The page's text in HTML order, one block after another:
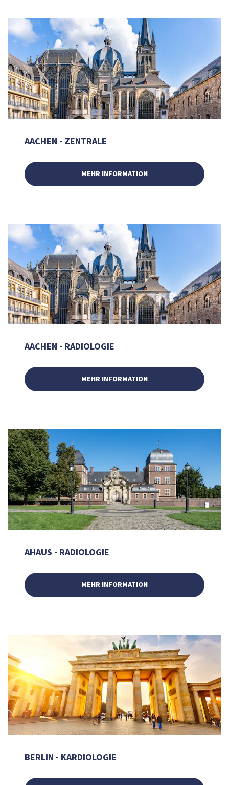
AACHEN - ZENTRALE
MEHR INFORMATION
AACHEN - RADIOLOGIE
MEHR INFORMATION
AHAUS - RADIOLOGIE
MEHR INFORMATION
BERLIN - KARDIOLOGIE